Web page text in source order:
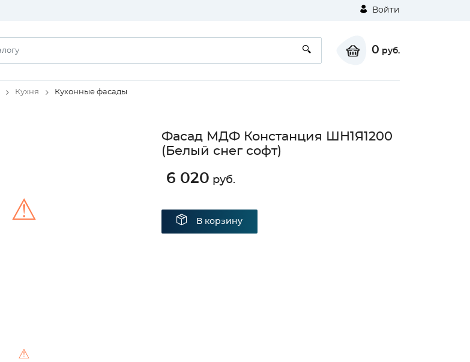
Войти
0 руб.
Кухня Кухонные фасады
⚠
⚠
Фасад МДФ Констанция ШН1Я1200
(Белый снег софт)
6 020 руб.
В корзину